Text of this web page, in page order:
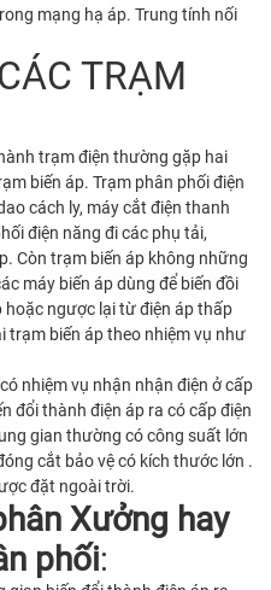
mạng hạ áp. Trung tính nối
TRẠM
trạm điện thường gặp hai
biến áp. Trạm phân phối điện
cách ly, máy cắt điện thanh
điện năng đi các phụ tải,
Còn trạm biến áp không những
máy biến áp dùng để biến đồi
ngược lại từ điện áp thấp
trạm biến áp theo nhiệm vụ như
nhiệm vụ nhận nhận điện ở cấp
đổi thành điện áp ra có cấp điện
gian thường có công suất lớn
cắt bảo vệ có kích thước lớn .
đặt ngoài trời.
Xưởng hay
phối: